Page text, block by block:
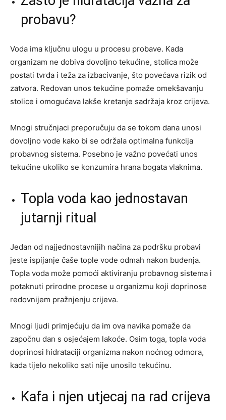
probavu?
Voda ima ključnu ulogu u procesu probave. Kada
organizam ne dobiva dovoljno tekućine, stolica može
postati tvrđa i teža za izbacivanje, što povećava rizik od
zatvora. Redovan unos tekućine pomaže omekšavanju
stolice i omogućava lakše kretanje sadržaja kroz crijeva.
Mnogi stručnjaci preporučuju da se tokom dana unosi
dovoljno vode kako bi se održala optimalna funkcija
probavnog sistema. Posebno je važno povećati unos
tekućine ukoliko se konzumira hrana bogata vlaknima.
Topla voda kao jednostavan
jutarnji ritual
Jedan od najjednostavnijih načina za podršku probavi
jeste ispijanje čaše tople vode odmah nakon buđenja.
Topla voda može pomoći aktiviranju probavnog sistema i
potaknuti prirodne procese u organizmu koji doprinose
redovnijem pražnjenju crijeva.
Mnogi ljudi primjećuju da im ova navika pomaže da
započnu dan s osjećajem lakoće. Osim toga, topla voda
doprinosi hidrataciji organizma nakon noćnog odmora,
kada tijelo nekoliko sati nije unosilo tekućinu.
Kafa i njen utjecaj na rad crijeva